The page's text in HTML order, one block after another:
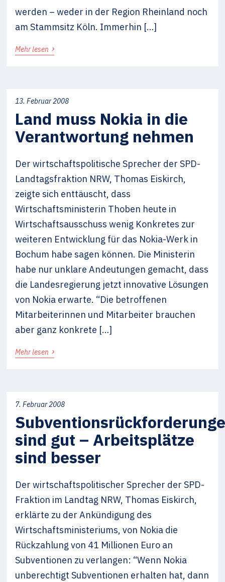
werden – weder in der Region Rheinland noch
am Stammsitz Köln. Immerhin […]
Mehr lesen ›
13. Februar 2008
Land muss Nokia in die
Verantwortung nehmen
Der wirtschaftspolitische Sprecher der SPD-
Landtagsfraktion NRW, Thomas Eiskirch,
zeigte sich enttäuscht, dass
Wirtschaftsministerin Thoben heute in
Wirtschaftsausschuss wenig Konkretes zur
weiteren Entwicklung für das Nokia-Werk in
Bochum habe sagen können. Die Ministerin
habe nur unklare Andeutungen gemacht, dass
die Landesregierung jetzt innovative Lösungen
von Nokia erwarte. “Die betroffenen
Mitarbeiterinnen und Mitarbeiter brauchen
aber ganz konkrete […]
Mehr lesen ›
7. Februar 2008
sind gut – Arbeitsplätze
sind besser
Der wirtschaftspolitischer Sprecher der SPD-
Fraktion im Landtag NRW, Thomas Eiskirch,
erklärte zu der Ankündigung des
Wirtschaftsministeriums, von Nokia die
Rückzahlung von 41 Millionen Euro an
Subventionen zu verlangen: “Wenn Nokia
unberechtigt Subventionen erhalten hat, dann